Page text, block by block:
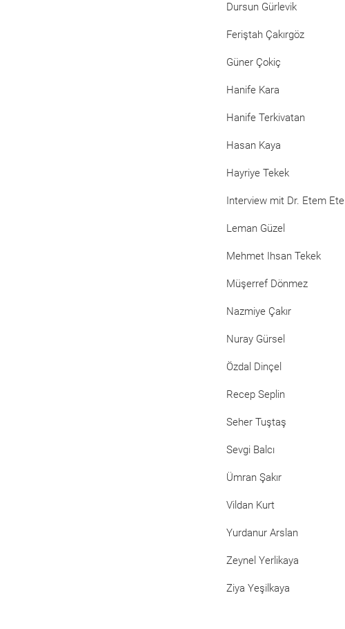
Dursun Gürlevik
Feriştah Çakırgöz
Güner Çokiç
Hanife Kara
Hanife Terkivatan
Hasan Kaya
Hayriye Tekek
Interview mit Dr. Etem Ete
Leman Güzel
Mehmet Ihsan Tekek
Müşerref Dönmez
Nazmiye Çakır
Nuray Gürsel
Özdal Dinçel
Recep Seplin
Seher Tuştaş
Sevgi Balcı
Ümran Şakır
Vildan Kurt
Yurdanur Arslan
Zeynel Yerlikaya
Ziya Yeşilkaya